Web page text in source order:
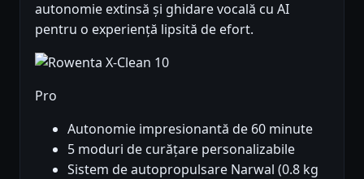
autonomie extinsă și ghidare vocală cu AI
pentru o experiență lipsită de efort.
Pro
Autonomie impresionantă de 60 minute
5 moduri de curățare personalizabile
Sistem de autopropulsare Narwal (0.8 kg